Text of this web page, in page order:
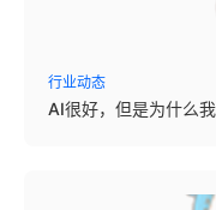
行业动态
AI很好，但是为什么